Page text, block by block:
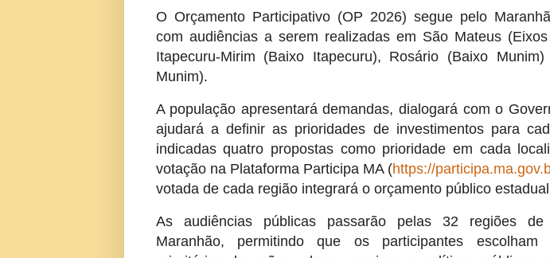
O Orçamento Participativo (OP 2026) segue pelo
com audiências a serem realizadas em São Mateus (Eixos
Itapecuru-Mirim (Baixo Itapecuru), Rosário (Baixo
Munim).
A população apresentará demandas, dialogará com o
ajudará a definir as prioridades de investimentos para
indicadas quatro propostas como prioridade em cada
votação na Plataforma Participa MA (https://
votada de cada região integrará o orçamento público
As audiências públicas passarão pelas 32 regiões de
Maranhão, permitindo que os participantes escolham